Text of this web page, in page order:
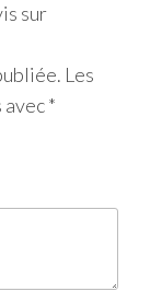
sur
Les
avec*